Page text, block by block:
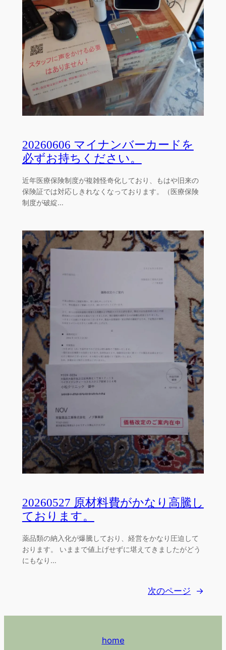
20260606 マイナンバーカードを
必ずお持ちください。
近年医療保険制度が複雑怪奇化しており、もはや旧来の
保険証では対応しきれなくなっております。（医療保険
制度が破綻…
20260527 原材料費がかなり高騰し
ております。
薬品類の納入化が爆騰しており、経営をかなり圧迫して
おります。 いままで値上げせずに堪えてきましたがどう
にもなり…
次のページ →
home